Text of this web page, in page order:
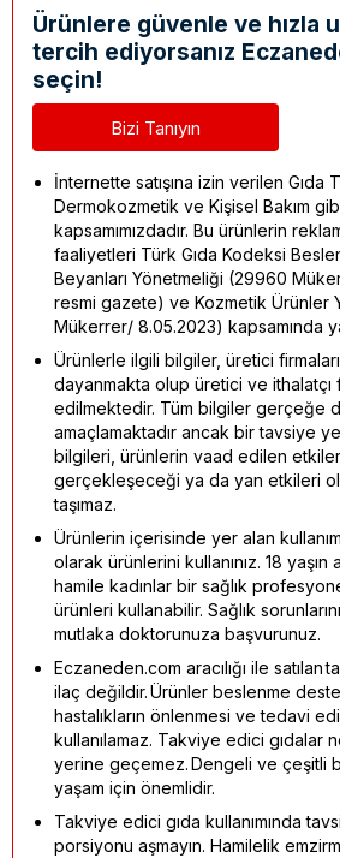
Ürünlere güvenle ve hızla
tercih ediyorsanız
seçin!
Bizi Tanıyın
İnternette satışına izin verilen Gıda
Dermokozmetik ve Kişisel Bakım
kapsamımızdadır. Bu ürünlerin
faaliyetleri Türk Gıda Kodeksi
Beyanları Yönetmeliği (29960
resmi gazete) ve Kozmetik Ürünler
Mükerrer/ 8.05.2023) kapsamında
Ürünlerle ilgili bilgiler, üretici
dayanmakta olup üretici ve ithalatçı
edilmektedir. Tüm bilgiler gerçeğe
amaçlamaktadır ancak bir tavsiye
bilgileri, ürünlerin vaad edilen
gerçekleşeceği ya da yan etkileri
taşımaz.
Ürünlerin içerisinde yer alan
olarak ürünlerini kullanınız. 18
hamile kadınlar bir sağlık
ürünleri kullanabilir. Sağlık
mutlaka doktorunuza başvurunuz.
Eczaneden.com aracılığı ile satılan
ilaç değildir. Ürünler beslenme
hastalıkların önlenmesi ve tedavi
kullanılamaz. Takviye edici gıdalar
yerine geçemez. Dengeli ve çeşitli
yaşam için önemlidir.
Takviye edici gıda kullanımında
porsiyonu aşmayın. Hamilelik